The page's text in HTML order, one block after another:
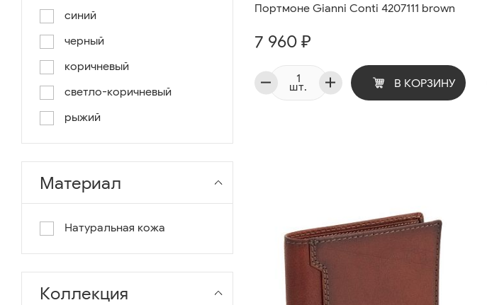
синий
черный
коричневый
светло-коричневый
рыжий
Материал
Натуральная кожа
Коллекция
Портмоне Gianni Conti 4207111 brown
7 960 ₽
шт. В КОРЗИНУ